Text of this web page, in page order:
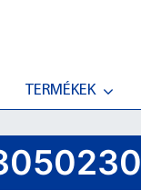
TERMÉKEK